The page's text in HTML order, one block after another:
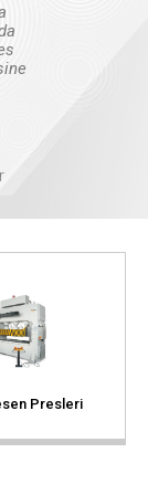
Presleri